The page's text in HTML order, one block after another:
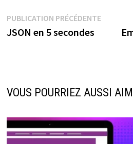
Navigation
de
PUBLICATION PRÉCÉDENTE
JSON en 5 secondes
VOUS POURRIEZ AUSSI